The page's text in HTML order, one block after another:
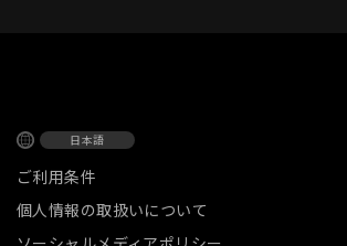
日本語
ご利用条件
個人情報の取扱いについて